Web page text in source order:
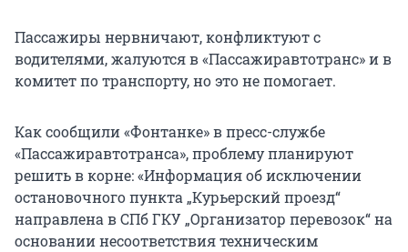
Пассажиры нервничают, конфликтуют с
водителями, жалуются в «Пассажиравтотранс» и в
комитет по транспорту, но это не помогает.
Как сообщили «Фонтанке» в пресс-службе
«Пассажиравтотранса», проблему планируют
решить в корне: «Информация об исключении
остановочного пункта „Курьерский проезд“
направлена в СПб ГКУ „Организатор перевозок“ на
основании несоответствия техническим